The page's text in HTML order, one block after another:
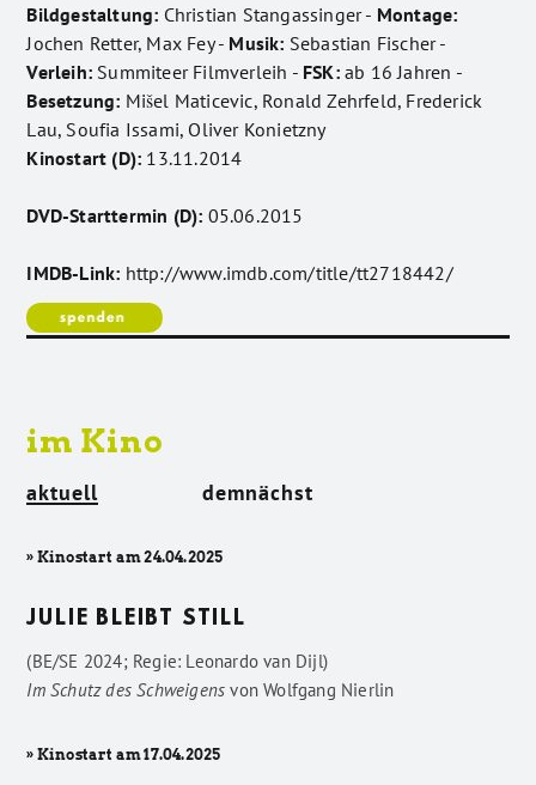
Bildgestaltung: Christian Stangassinger - Montage:
Jochen Retter, Max Fey - Musik: Sebastian Fischer -
Verleih: Summiteer Filmverleih - FSK:ab 16 Jahren -
Besetzung: Mišel Maticevic, Ronald Zehrfeld, Frederick
Lau, Soufia Issami, Oliver Konietzny
Kinostart (D): 13.11.2014
DVD-Starttermin (D): 05.06.2015
IMDB-Link: http://www.imdb.com/title/tt2718442/
im Kino
aktuell demnächst
» Kinostart am 24.04.2025
JULIE BLEIBT STILL
(BE/SE 2024; Regie: Leonardo van Dijl)
Im Schutz des Schweigens vonWolfgang Nierlin
» Kinostart am 17.04.2025